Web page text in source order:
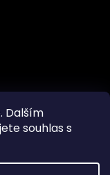
Dalším
souhlas s